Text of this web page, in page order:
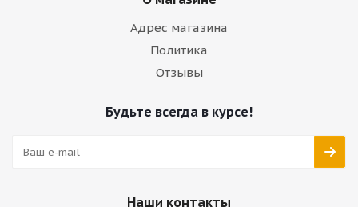
Адрес магазина
Политика
Отзывы
Будьте всегда в курсе!
Наши контакты